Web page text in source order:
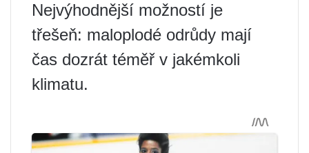
Nejvýhodnější možností je
třešeň: maloplodé odrůdy mají
čas dozrát téměř v jakémkoli
klimatu.